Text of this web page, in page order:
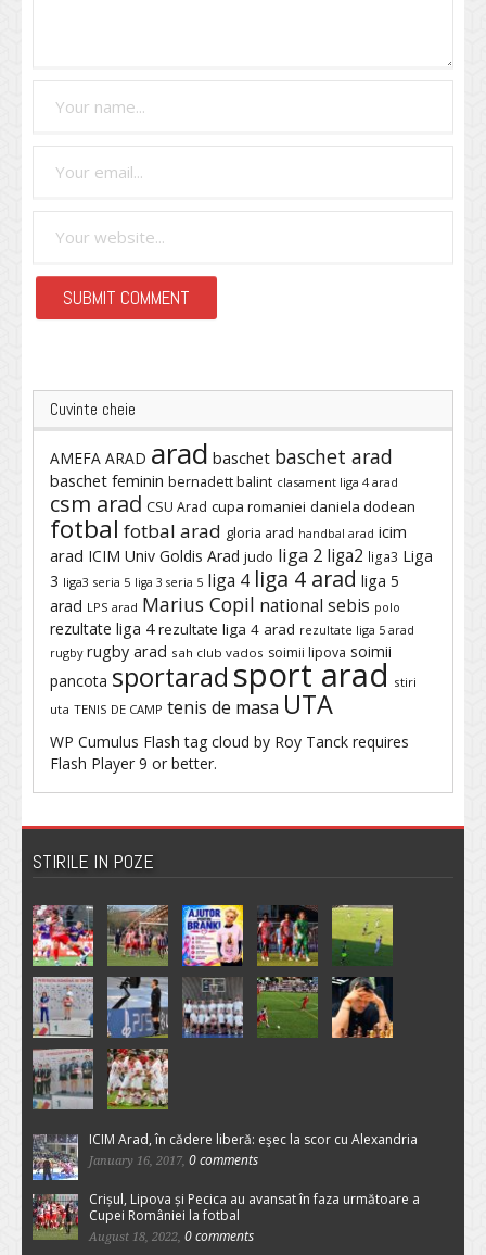
Cuvinte cheie
AMEFA ARAD arad baschet baschet arad
baschet feminin bernadett balint clasament liga 4 arad
csm arad CSU Arad cupa romaniei daniela dodean
fotbal fotbal arad gloria arad handbal arad icim
arad ICIM Univ Goldis Arad judo liga 2 liga2 liga3 Liga
3 liga3 seria 5 liga 3 seria 5 liga 4 liga 4 arad liga 5
arad LPS arad Marius Copil national sebis polo
rezultate liga 4 rezultate liga 4 arad rezultate liga 5 arad
rugby rugby arad sah club vados soimii lipova soimii
pancota sportarad sport arad stiri
uta TENIS DE CAMP tenis de masa UTA
WP Cumulus Flash tag cloud by Roy Tanck requires
Flash Player 9 or better.
STIRILE IN POZE
ICIM Arad, în cădere liberă: eşec la scor cu Alexandria
January 16, 2017, 0 comments
Crișul, Lipova și Pecica au avansat în faza următoare a
Cupei României la fotbal
August 18, 2022, 0 comments